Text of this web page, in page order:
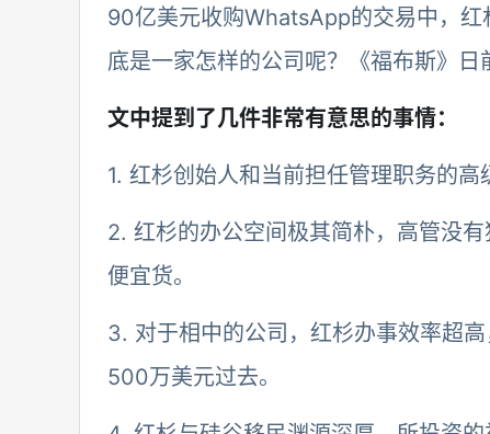
90亿美元收购WhatsApp的交易中，
底是一家怎样的公司呢？《福布斯》日
文中提到了几件非常有意思的事情：
1. 红杉创始人和当前担任管理职务的高
2. 红杉的办公空间极其简朴，高管没
便宜货。
3. 对于相中的公司，红杉办事效率超
500万美元过去。